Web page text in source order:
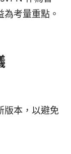
考量重點。
版本，以避免